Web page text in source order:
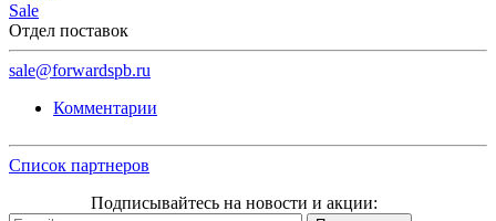
Sale
Отдел поставок
sale@forwardspb.ru
Комментарии
Список партнеров
Подписывайтесь на новости и акции: